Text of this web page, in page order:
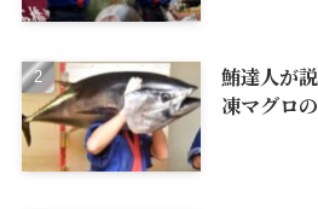
鮪達人が
凍マグロの